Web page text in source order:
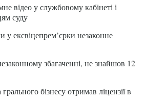
відео у службовому кабінеті і
суду
ексвіцепрем’єрки незаконне
збагаченні, не знайшов 12
бізнесу отримав ліцензії в